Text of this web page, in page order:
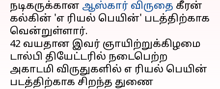
நடிகருக்கான ஆஸ்கார் விருதை கீரன்
கல்கின் 'எ ரியல் பெயின்' படத்திற்காக
வென்றுள்ளார்.
42 வயதான இவர் ஞாயிற்றுக்கிழமை
டால்பி தியேட்டரில் நடைபெற்ற
அகாடமி விருதுகளில் எ ரியல் பெயின்
படத்திற்காக சிறந்த துணை